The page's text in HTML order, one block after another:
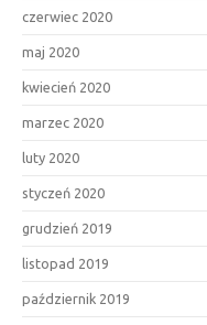
czerwiec 2020
maj 2020
kwiecień 2020
marzec 2020
luty 2020
styczeń 2020
grudzień 2019
listopad 2019
październik 2019